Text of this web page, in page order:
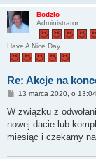
Bodzio
Administrator
Have A Nice Day
Re: Akcje na
P
s
13 marca 2020, o 13:04
W związku z
nowej dacie lub
miesiąc i czekamy